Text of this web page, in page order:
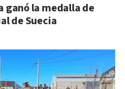
ganó la medalla de
de Suecia